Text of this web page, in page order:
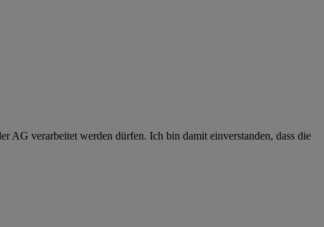
AG verarbeitet werden dürfen. Ich bin damit einverstanden, dass die